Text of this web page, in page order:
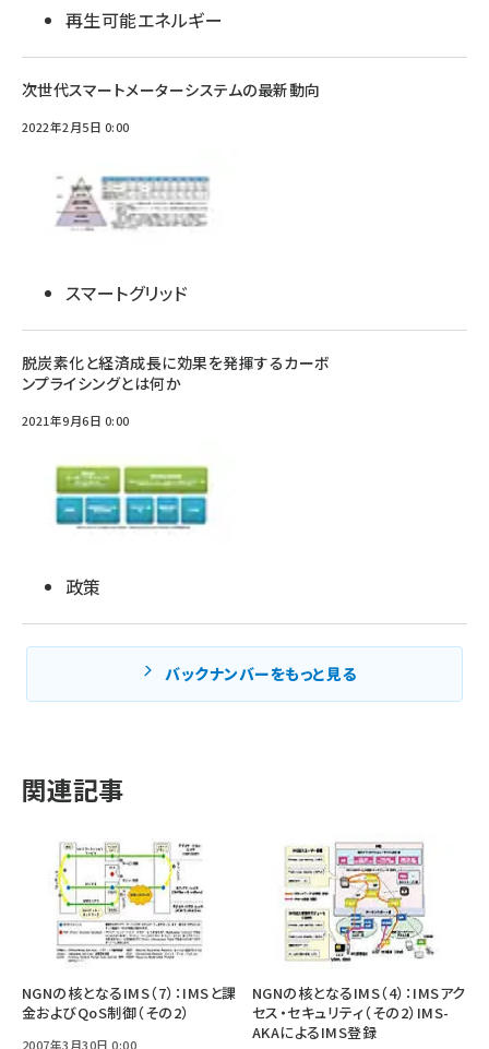
再生可能エネルギー
次世代スマートメーターシステムの最新動向
2022年2月5日 0:00
スマートグリッド
脱炭素化と経済成長に効果を発揮するカーボ
ンプライシングとは何か
2021年9月6日 0:00
政策
バックナンバーをもっと見る
関連記事
NGNの核となるIMS（7）：IMSと課
金およびQoS制御（その2）
2007年3月30日 0:00
NGNの核となるIMS（4）：IMSアク
セス・セキュリティ（その2）IMS-
AKAによるIMS登録